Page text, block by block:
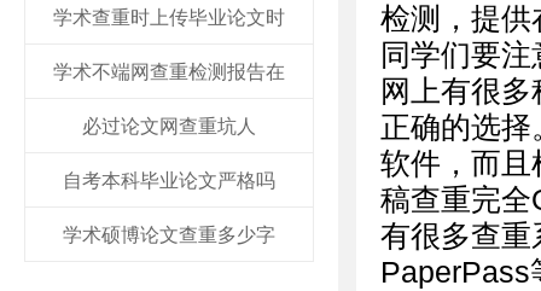
学术查重时上传毕业论文时
学术不端网查重检测报告在
必过论文网查重坑人
自考本科毕业论文严格吗
学术硕博论文查重多少字
检测，提供
同学们要
网上有很
正确的选
软件，而且
稿查重完全
有很多查重
PaperPass